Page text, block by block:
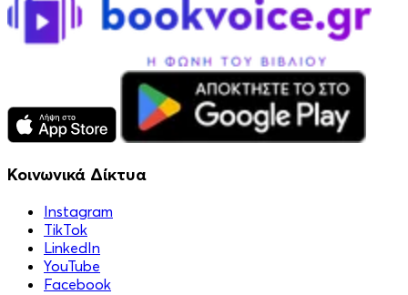
Κοινωνικά Δίκτυα
Instagram
TikTok
LinkedIn
YouTube
Facebook